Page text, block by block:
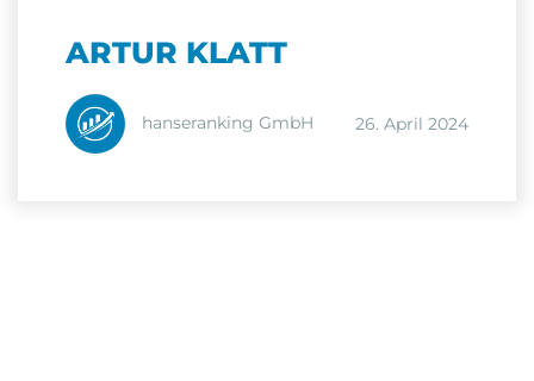
ARTUR KLATT
hanseranking GmbH 26. April 2024